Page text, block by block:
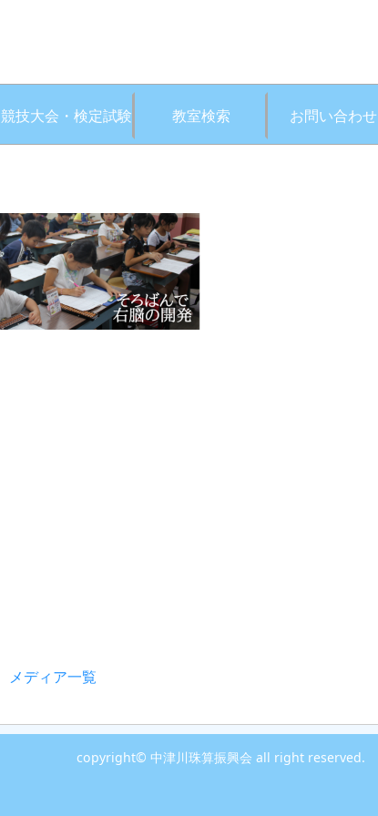
競技大会・検定試験 教室検索 お問い合わせ
メディア一覧
copyright© 中津川珠算振興会 all right reserved.